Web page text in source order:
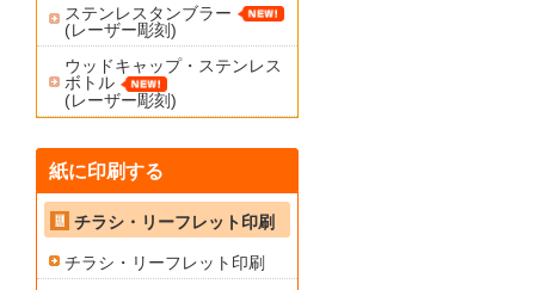
ステンレスタンブラー
(レーザー彫刻)
ウッドキャップ・ステンレス
ボトル
(レーザー彫刻)
紙に印刷する
チラシ・リーフレット印刷
チラシ・リーフレット印刷